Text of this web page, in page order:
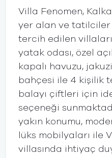
Villa Fenomen,
yer alan ve tatilciler
tercih edilen
yatak odası, özel
kapalı havuzu,
bahçesi ile 4 kişilik
balayı çiftleri için
seçeneği
yakın konumu,
lüks mobilyaları ile
villasında ihtiyaç